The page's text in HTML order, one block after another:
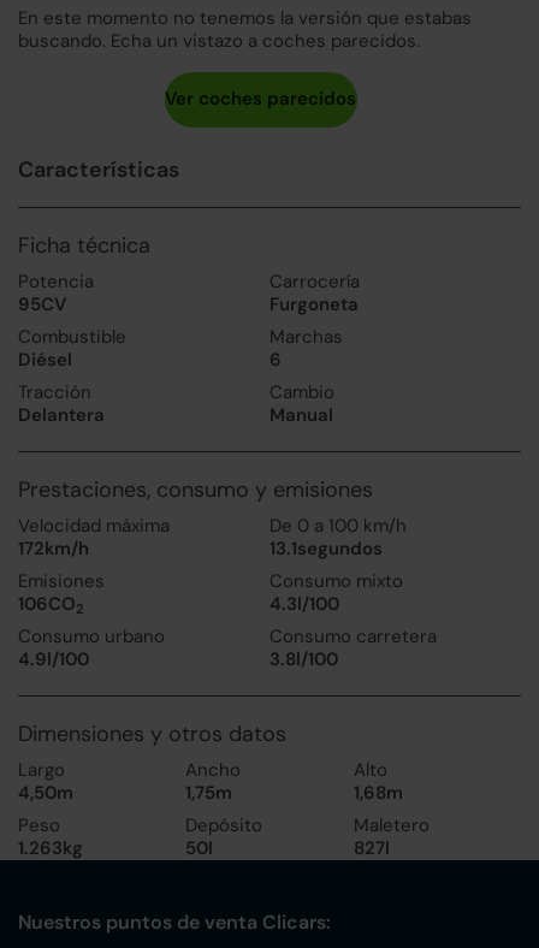
En este momento no tenemos la versión que estabas
buscando. Echa un vistazo a coches parecidos.
Características
Ficha técnica
Potencia
95CV
Carrocería
Furgoneta
Combustible
Diésel
Marchas
6
Tracción
Delantera
Cambio
Manual
Prestaciones, consumo y emisiones
Velocidad máxima
172km/h
De 0 a 100 km/h
13.1segundos
Emisiones
106CO2
Consumo mixto
4.3l/100
Consumo urbano
4.9l/100
Consumo carretera
3.8l/100
Dimensiones y otros datos
Largo
4,50m
Ancho
1,75m
Alto
1,68m
Peso
1.263kg
Depósito
50l
Maletero
827l
Nuestros puntos de venta Clicars: